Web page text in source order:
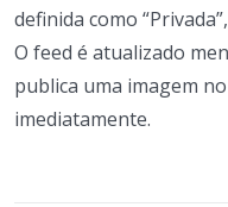
definida como
O feed é atualizado
publica uma imagem
imediatamente.